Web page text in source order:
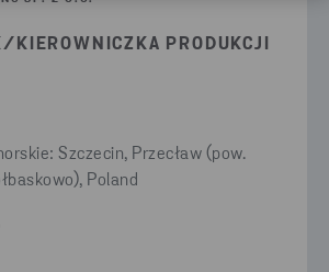
KIEROWNICZKA PRODUKCJI
Szczecin, Przecław (pow.
Poland